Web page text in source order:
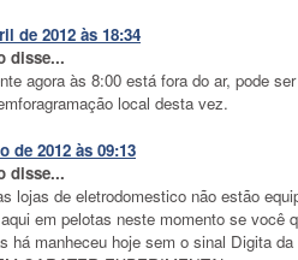
de 2012 às 18:34
disse...
agora às 8:00 está fora do ar, pode
local desta vez.
de 2012 às 09:13
disse...
lojas de eletrodomestico não estão
em pelotas neste momento se você
há manheceu hoje sem o sinal Digita